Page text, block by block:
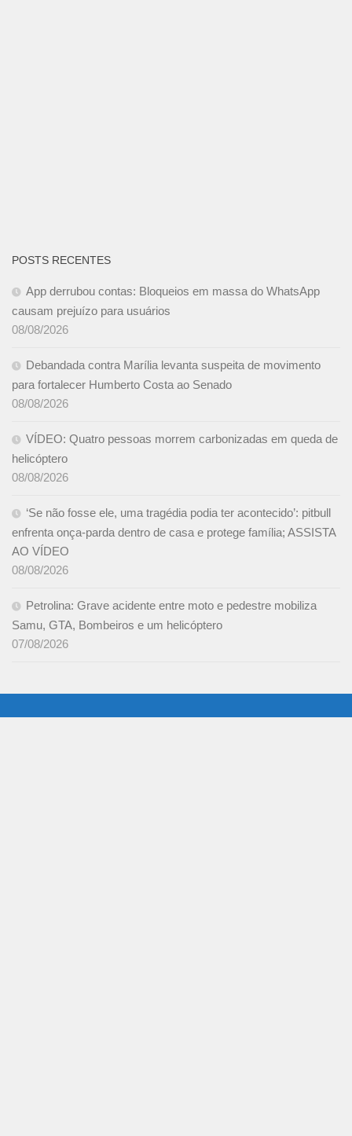
POSTS RECENTES
App derrubou contas: Bloqueios em massa do WhatsApp
causam prejuízo para usuários
08/08/2026
Debandada contra Marília levanta suspeita de movimento
para fortalecer Humberto Costa ao Senado
08/08/2026
VÍDEO: Quatro pessoas morrem carbonizadas em queda de
helicóptero
08/08/2026
‘Se não fosse ele, uma tragédia podia ter acontecido’: pitbull
enfrenta onça-parda dentro de casa e protege família; ASSISTA
AO VÍDEO
08/08/2026
Petrolina: Grave acidente entre moto e pedestre mobiliza
Samu, GTA, Bombeiros e um helicóptero
07/08/2026